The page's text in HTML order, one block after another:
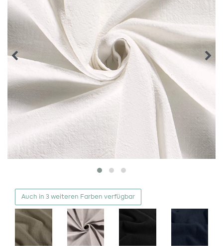
Auch in 3 weiteren Farben verfügbar